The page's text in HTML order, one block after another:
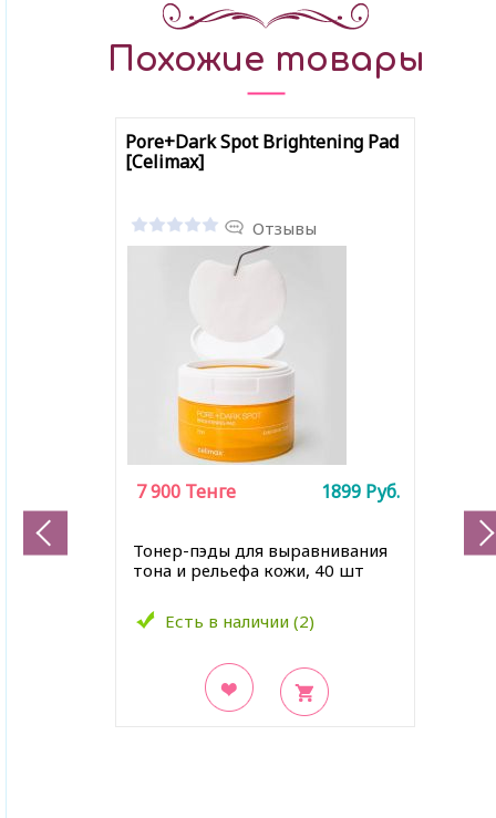
Похожие товары
Pore+Dark Spot Brightening Pad
[Celimax]
Отзывы
Тонер-пэды для выравнивания
тона и рельефа кожи, 40 шт
Есть в наличии (2)
7 900 Тенге 1899 Руб.